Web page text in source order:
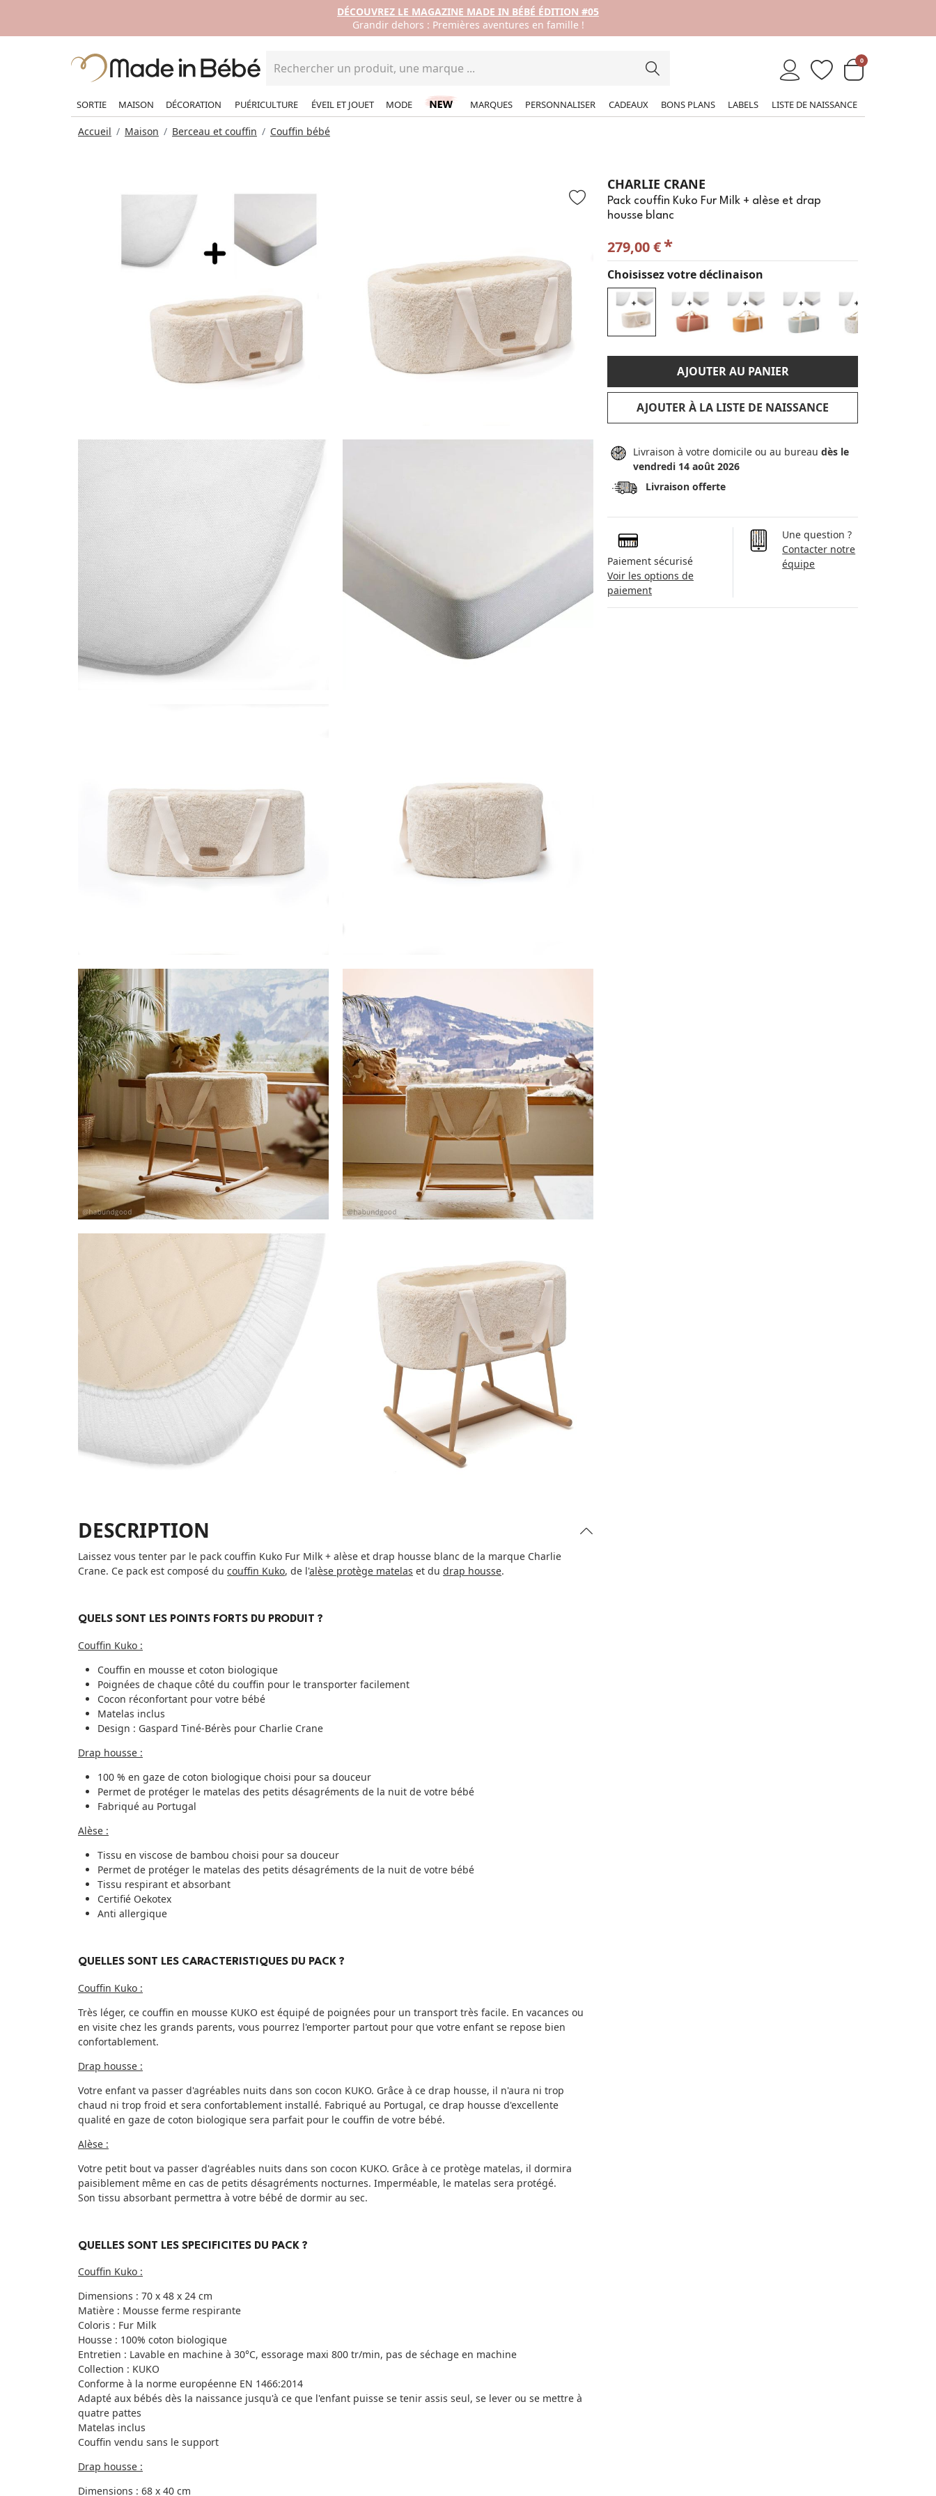
DÉCOUVREZ LE MAGAZINE MADE IN BÉBÉ ÉDITION #05
Grandir dehors : Premières aventures en famille !
0
SORTIE MAISON DÉCORATION PUÉRICULTURE ÉVEIL ET JOUET MODE MARQUES PERSONNALISER CADEAUX BONS PLANS LABELS LISTE DE NAISSANCE
Accueil Maison Berceau et couffin Couffin bébé
CHARLIE CRANE
Pack couffin Kuko Fur Milk + alèse et drap
housse blanc
279,00 €*
Choisissez votre déclinaison
AJOUTER AU PANIER
AJOUTER À LA LISTE DE NAISSANCE
Livraison à votre domicile ou au bureaudès le
vendredi 14 août 2026
Livraison offerte
Paiement sécurisé
Voir les options de
paiement
Une question ?
Contacter notre
équipe
DESCRIPTION
Laissez vous tenter par le pack couffin Kuko Fur Milk + alèse et drap housse blanc de la marque Charlie
Crane. Ce pack est composé du couffin Kuko, de l'alèse protège matelas et du drap housse.
QUELS SONT LES POINTS FORTS DU PRODUIT ?
Couffin Kuko :
Couffin en mousse et coton biologique
Poignées de chaque côté du couffin pour le transporter facilement
Cocon réconfortant pour votre bébé
Matelas inclus
Design : Gaspard Tiné-Bérès pour Charlie Crane
Drap housse :
100 % en gaze de coton biologique choisi pour sa douceur
Permet de protéger le matelas des petits désagréments de la nuit de votre bébé
Fabriqué au Portugal
Alèse :
Tissu en viscose de bambou choisi pour sa douceur
Permet de protéger le matelas des petits désagréments de la nuit de votre bébé
Tissu respirant et absorbant
Certifié Oekotex
Anti allergique
QUELLES SONT LES CARACTERISTIQUES DU PACK ?
Couffin Kuko :
Très léger, ce couffin en mousse KUKO est équipé de poignées pour un transport très facile. En vacances ou
en visite chez les grands parents, vous pourrez l'emporter partout pour que votre enfant se repose bien
confortablement.
Drap housse :
Votre enfant va passer d'agréables nuits dans son cocon KUKO. Grâce à ce drap housse, il n'aura ni trop
chaud ni trop froid et sera confortablement installé. Fabriqué au Portugal, ce drap housse d'excellente
qualité en gaze de coton biologique sera parfait pour le couffin de votre bébé.
Alèse :
Votre petit bout va passer d'agréables nuits dans son cocon KUKO. Grâce à ce protège matelas, il dormira
paisiblement même en cas de petits désagréments nocturnes. Imperméable, le matelas sera protégé.
Son tissu absorbant permettra à votre bébé de dormir au sec.
QUELLES SONT LES SPECIFICITES DU PACK ?
Couffin Kuko :
Dimensions : 70 x 48 x 24 cm
Matière : Mousse ferme respirante
Coloris : Fur Milk
Housse : 100% coton biologique
Entretien : Lavable en machine à 30°C, essorage maxi 800 tr/min, pas de séchage en machine
Collection : KUKO
Conforme à la norme européenne EN 1466:2014
Adapté aux bébés dès la naissance jusqu'à ce que l'enfant puisse se tenir assis seul, se lever ou se mettre à
quatre pattes
Matelas inclus
Couffin vendu sans le support
Drap housse :
Dimensions : 68 x 40 cm